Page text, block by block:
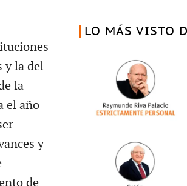
y la del
la
el año
y
de
LO MÁS VISTO